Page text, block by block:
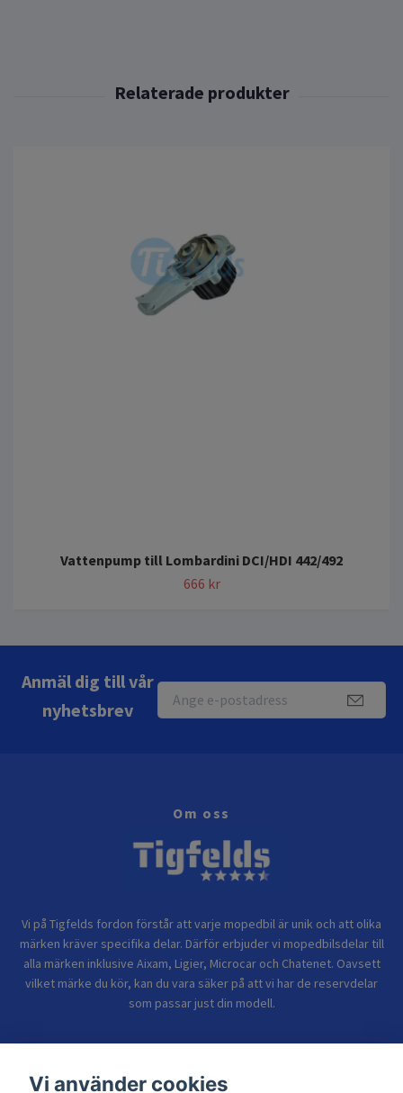
Vattenpump till Lombardini DCI/HDI 442/492
666 kr
Anmäl dig till vår
nyhetsbrev
Om oss
Vi på Tigfelds fordon förstår att varje mopedbil är unik och att olika
märken kräver specifika delar. Därför erbjuder vi mopedbilsdelar till
alla märken inklusive Aixam, Ligier, Microcar och Chatenet. Oavsett
vilket märke du kör, kan du vara säker på att vi har de reservdelar
som passar just din modell.
Vi använder cookies